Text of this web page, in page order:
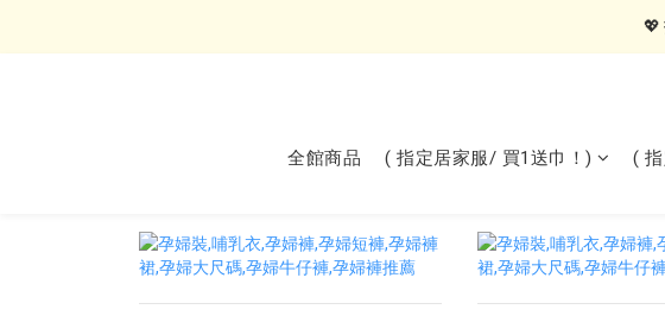
💖
全館商品 ( 指定居家服/ 買1送巾！) (